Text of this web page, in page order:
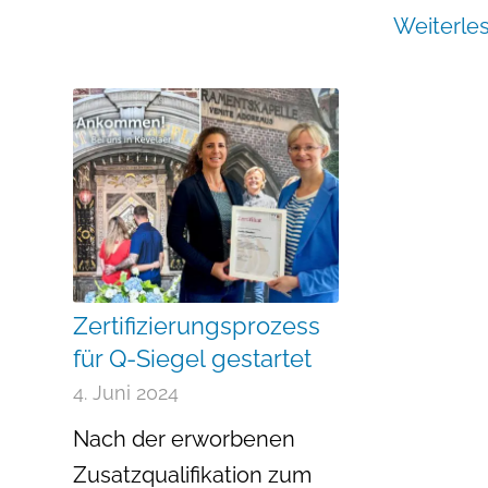
Zertifizierungsprozess
für Q-Siegel gestartet
4. Juni 2024
Nach der erworbenen
Zusatzqualifikation zum